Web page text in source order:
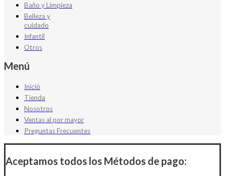
Baño y Limpieza
Belleza y
cuidado
Infantil
Otros
Menú
Inició
Tienda
Nosotros
Ventas al por mayor
Preguntas Frecuentes
Aceptamos todos los Métodos de pago: